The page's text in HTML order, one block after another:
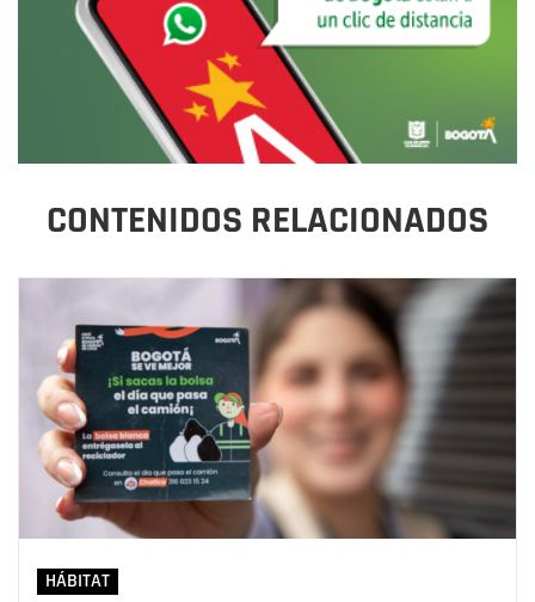
CONTENIDOS RELACIONADOS
HÁBITAT